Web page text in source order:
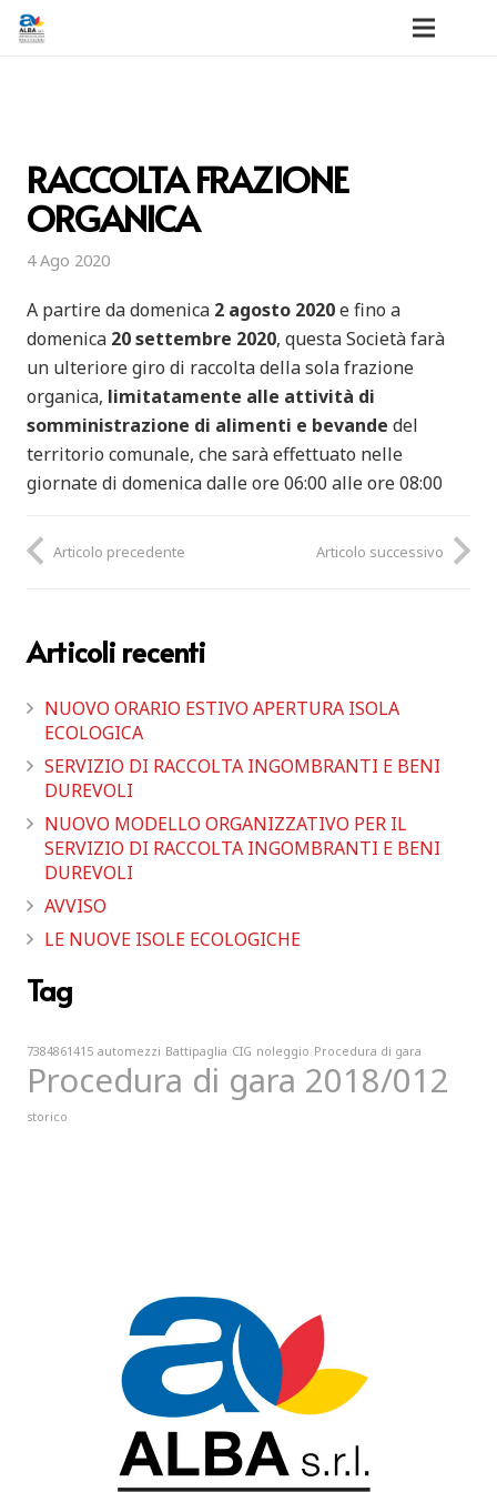
RACCOLTA FRAZIONE
ORGANICA
4 Ago 2020
A partire da domenica 2 agosto 2020e fino a
domenica 20 settembre 2020, questa Società farà
un ulteriore giro di raccolta della sola frazione
organica, limitatamente alle attività di
somministrazione di alimenti e bevande del
territorio comunale, che sarà effettuato nelle
giornate di domenica dalle ore 06:00 alle ore 08:00
Articolo precedente Articolo successivo
Articoli recenti
NUOVO ORARIO ESTIVO APERTURA ISOLA
ECOLOGICA
SERVIZIO DI RACCOLTA INGOMBRANTI E BENI
DUREVOLI
NUOVO MODELLO ORGANIZZATIVO PER IL
SERVIZIO DI RACCOLTA INGOMBRANTI E BENI
DUREVOLI
AVVISO
LE NUOVE ISOLE ECOLOGICHE
Tag
7384861415 automezzi Battipaglia CIG noleggio Procedura di gara
Procedura di gara 2018/012
storico